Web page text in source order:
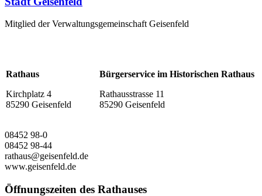
Mitglied der Verwaltungsgemeinschaft Geisenfeld
Rathaus
Kirchplatz 4
85290 Geisenfeld
Bürgerservice im Historischen Rathaus
Rathausstrasse 11
85290 Geisenfeld
08452 98-0
08452 98-44
rathaus@geisenfeld.de
www.geisenfeld.de
Öffnungszeiten des Rathauses